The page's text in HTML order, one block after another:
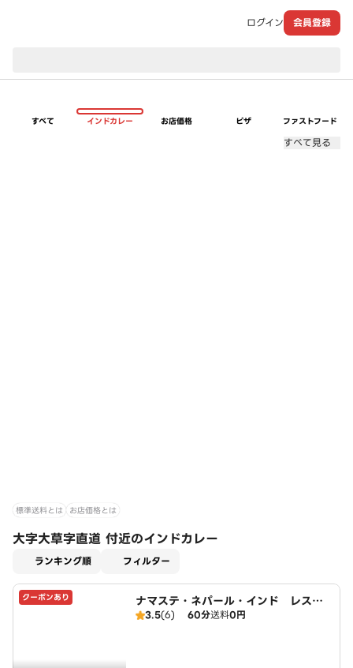
ログイン 会員登録
すべて インドカレー お店価格 ピザ ファストフード
すべて見る
標準送料とは お店価格とは
大字大草字直道 付近のインドカレー
ランキング順 フィルター
クーポンあり
ナマステ・ネパール・インド レスト
ラン
3.5(6) 60分送料0円